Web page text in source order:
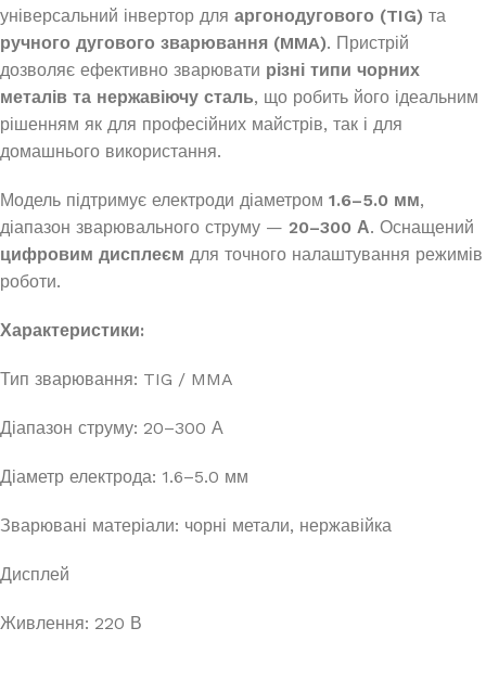
універсальний інвертор для аргонодугового (TIG) та
ручного дугового зварювання (MMA). Пристрій
дозволяє ефективно зварювати різні типи чорних
металів та нержавіючу сталь, що робить його ідеальним
рішенням як для професійних майстрів, так і для
домашнього використання.
Модель підтримує електроди діаметром 1.6–5.0 мм,
діапазон зварювального струму — 20–300 А. Оснащений
цифровим дисплеєм для точного налаштування режимів
роботи.
Характеристики:
Тип зварювання: TIG / MMA
Діапазон струму: 20–300 А
Діаметр електрода: 1.6–5.0 мм
Зварювані матеріали: чорні метали, нержавійка
Дисплей
Живлення: 220 В